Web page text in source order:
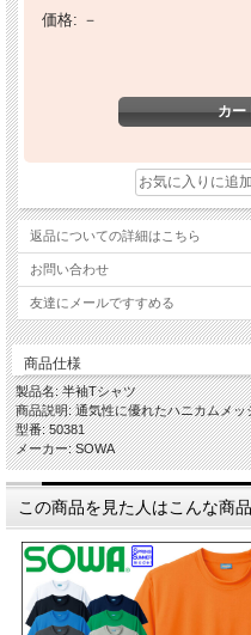
価格: －
返品についての詳細はこちら
お問い合わせ
友達にメールですすめる
商品仕様
製品名: 半袖Tシャツ
商品説明: 通気性に優れたハニカムメ
型番: 50381
メーカー: SOWA
この商品を見た人はこんな商